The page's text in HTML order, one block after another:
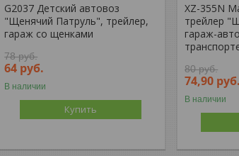
G2037 Детский автовоз
"Щенячий Патруль", трейлер,
гараж со щенками
78руб.
64 руб.
В наличии
Купить
XZ-355N
трейлер
гараж-
80руб.
74,90 руб.
В наличии